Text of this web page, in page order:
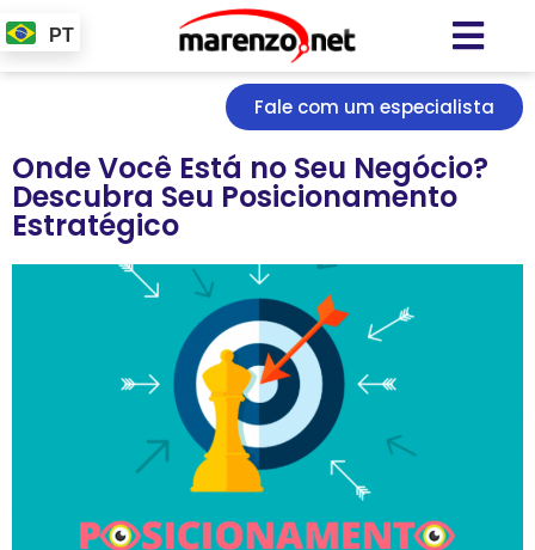
PT
Fale com um especialista
Onde Você Está no Seu Negócio?
Descubra Seu Posicionamento
Estratégico